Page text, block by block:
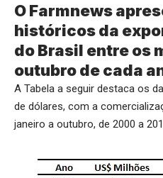
O Farmnews
históricos da
do Brasil entre os
outubro de cada
A Tabela a seguir destaca os
de dólares, com a
janeiro a outubro, de 2000 a